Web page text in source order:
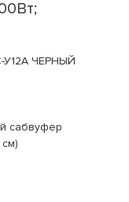
У12А ЧЕРНЫЙ
сабвуфер
см)